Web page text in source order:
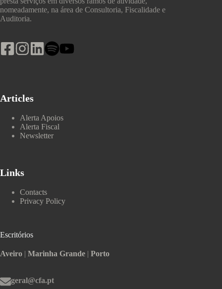
nomeadamente, na área de Consultoria, Fiscalidade e
Auditoria.
Articles
Alerta Apoios
Alerta Fiscal
Newsletter
Links
Contacts
Privacy Policy
Escritórios
Aveiro | Marinha Grande | Porto
geral@cfa.pt